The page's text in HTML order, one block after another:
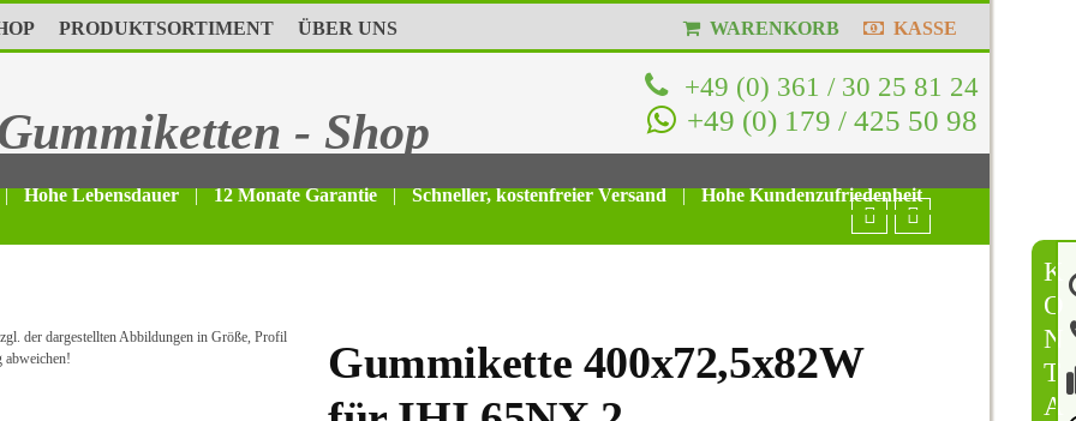
K
O
N
T
A
PRODUKTSORTIMENT
ÜBER UNS
WARENKORB KASSE
+49 (0) 361 / 30 25 81 24
+49 (0) 179 / 425 50 98
- Shop
| Hohe Lebensdauer | 12 Monate Garantie | Schneller, kostenfreier Versand |
Hohe Kundenzufriedenheit
der dargestellten Abbildungen in Größe, Profil
abweichen!
Gummikette 400x72,5x82W